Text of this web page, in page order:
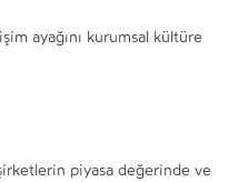
ayağını kurumsal kültüre
piyasa değerinde ve